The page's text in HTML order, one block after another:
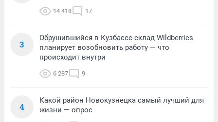
14 418 17
3
Обрушившийся в Кузбассе склад Wildberries
планирует возобновить работу — что
происходит внутри
6 287 9
4
Какой район Новокузнецка самый лучший для
жизни — опрос